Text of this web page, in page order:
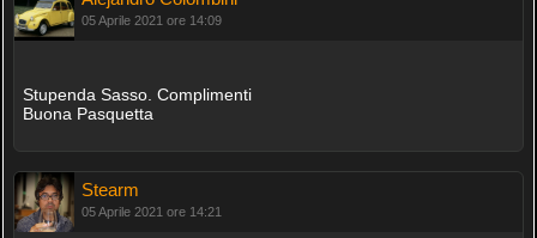
05 Aprile 2021 ore 14:09
Stupenda Sasso. Complimenti
Buona Pasquetta
Stearm
05 Aprile 2021 ore 14:21